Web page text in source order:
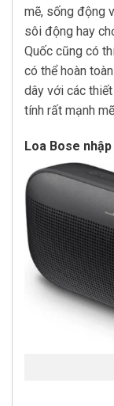
mẽ, sống động
sôi động hay
Quốc cũng có
có thể hoàn
dây với các
tính rất mạnh
Loa Bose